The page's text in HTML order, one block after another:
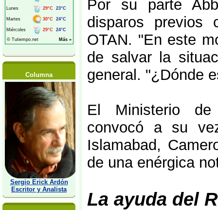
Columna
Sergio Erick Ardón
Escritor y Analista
Por su parte
disparos
OTAN. "En este
de salvar la
general. "¿Dónde
El Ministerio de
convocó a su
Islamabad,
de una enérgica
La ayuda del